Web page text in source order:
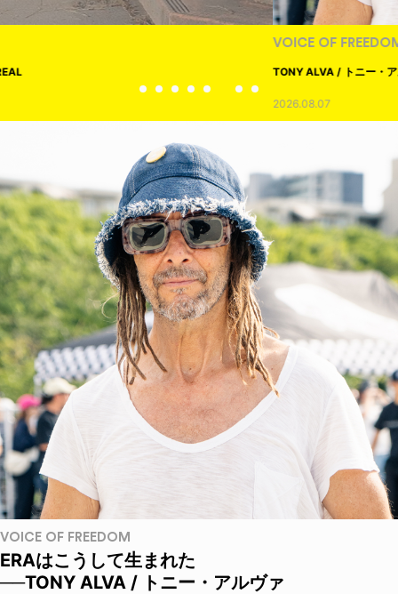
TONY ALVA / トニー・アルヴァ
VOICE OF FREEDOM
ERAはこうして生まれた
──TONY ALVA / トニー・アルヴァ